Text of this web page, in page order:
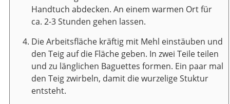
Handtuch abdecken. An einem warmen Ort für
ca. 2-3 Stunden gehen lassen.
Die Arbeitsfläche kräftig mit Mehl einstäuben und
den Teig auf die Fläche geben. In zwei Teile teilen
und zu länglichen Baguettes formen. Ein paar mal
den Teig zwirbeln, damit die wurzelige Stuktur
entsteht.